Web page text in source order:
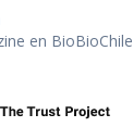
en BioBioChile